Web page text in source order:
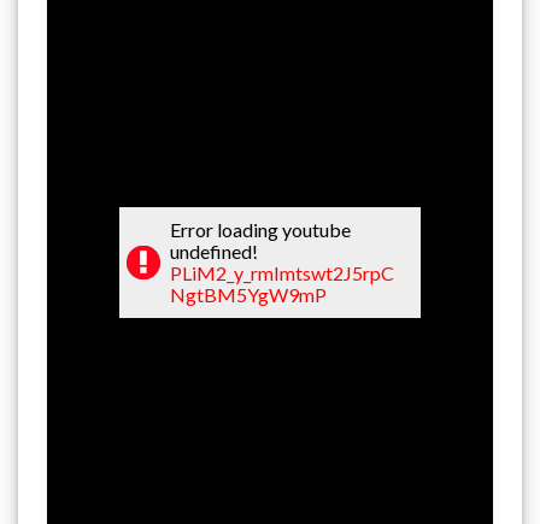
Error loading youtube
undefined!
PLiM2_y_rmImtswt2J5rpC
NgtBM5YgW9mP